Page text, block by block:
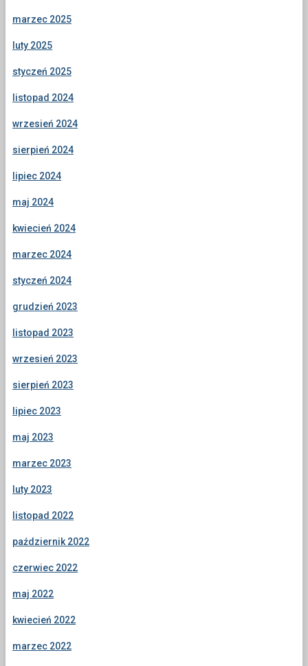
marzec 2025
luty 2025
styczeń 2025
listopad 2024
wrzesień 2024
sierpień 2024
lipiec 2024
maj 2024
kwiecień 2024
marzec 2024
styczeń 2024
grudzień 2023
listopad 2023
wrzesień 2023
sierpień 2023
lipiec 2023
maj 2023
marzec 2023
luty 2023
listopad 2022
październik 2022
czerwiec 2022
maj 2022
kwiecień 2022
marzec 2022